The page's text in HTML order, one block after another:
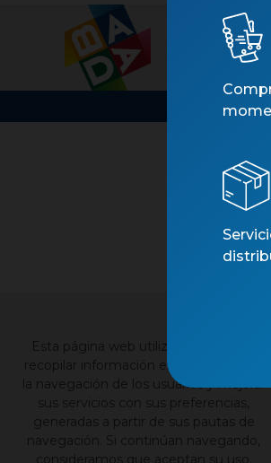
Esta página web utiliza cookies para
recopilar información estadística sobre
la navegación de los usuarios y mejorar
sus servicios con sus preferencias,
generadas a partir de sus pautas de
navegación. Si continúan navegando,
consideramos que aceptan su uso,